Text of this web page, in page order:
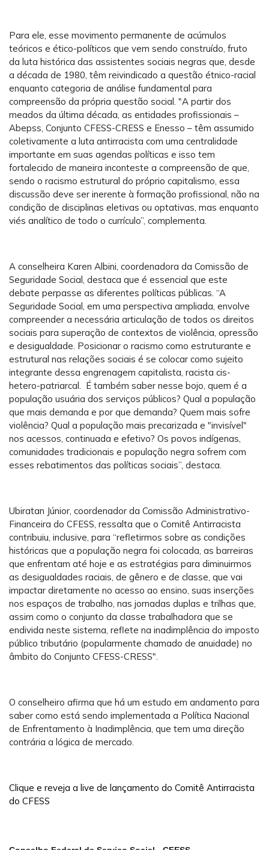
Para ele, esse movimento permanente de acúmulos
teóricos e ético-políticos que vem sendo construído, fruto
da luta histórica das assistentes sociais negras que, desde
a década de 1980, têm reivindicado a questão étnico-racial
enquanto categoria de análise fundamental para
compreensão da própria questão social. "A partir dos
meados da última década, as entidades profissionais –
Abepss, Conjunto CFESS-CRESS e Enesso – têm assumido
coletivamente a luta antirracista com uma centralidade
importante em suas agendas políticas e isso tem
fortalecido de maneira inconteste a compreensão de que,
sendo o racismo estrutural do próprio capitalismo, essa
discussão deve ser inerente à formação profissional, não na
condição de disciplinas eletivas ou optativas, mas enquanto
viés analítico de todo o currículo”, complementa.
A conselheira Karen Albini, coordenadora da Comissão de
Seguridade Social, destaca que é essencial que este
debate perpasse as diferentes políticas públicas. “A
Seguridade Social, em uma perspectiva ampliada, envolve
compreender a necessária articulação de todos os direitos
sociais para superação de contextos de violência, opressão
e desigualdade. Posicionar o racismo como estruturante e
estrutural nas relações sociais é se colocar como sujeito
integrante dessa engrenagem capitalista, racista cis-
hetero-patriarcal. É também saber nesse bojo, quem é a
população usuária dos serviços públicos? Qual a população
que mais demanda e por que demanda? Quem mais sofre
violência? Qual a população mais precarizada e "invisível"
nos acessos, continuada e efetivo? Os povos indígenas,
comunidades tradicionais e população negra sofrem com
esses rebatimentos das políticas sociais”, destaca.
Ubiratan Júnior, coordenador da Comissão Administrativo-
Financeira do CFESS, ressalta que o Comitê Antirracista
contribuiu, inclusive, para “refletirmos sobre as condições
históricas que a população negra foi colocada, as barreiras
que enfrentam até hoje e as estratégias para diminuirmos
as desigualdades raciais, de gênero e de classe, que vai
impactar diretamente no acesso ao ensino, suas inserções
nos espaços de trabalho, nas jornadas duplas e trilhas que,
assim como o conjunto da classe trabalhadora que se
endivida neste sistema, reflete na inadimplência do imposto
público tributário (popularmente chamado de anuidade) no
âmbito do Conjunto CFESS-CRESS".
O conselheiro afirma que há um estudo em andamento para
saber como está sendo implementada a Política Nacional
de Enfrentamento à Inadimplência, que tem uma direção
contrária a lógica de mercado.
Clique e reveja a live de lançamento do Comitê Antirracista
do CFESS